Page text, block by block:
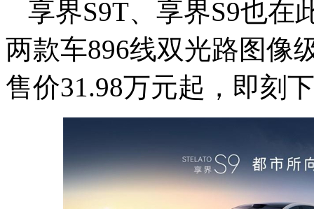
享界S9T、享界S9也在
两款车896线双光路图像
售价31.98万元起，即刻